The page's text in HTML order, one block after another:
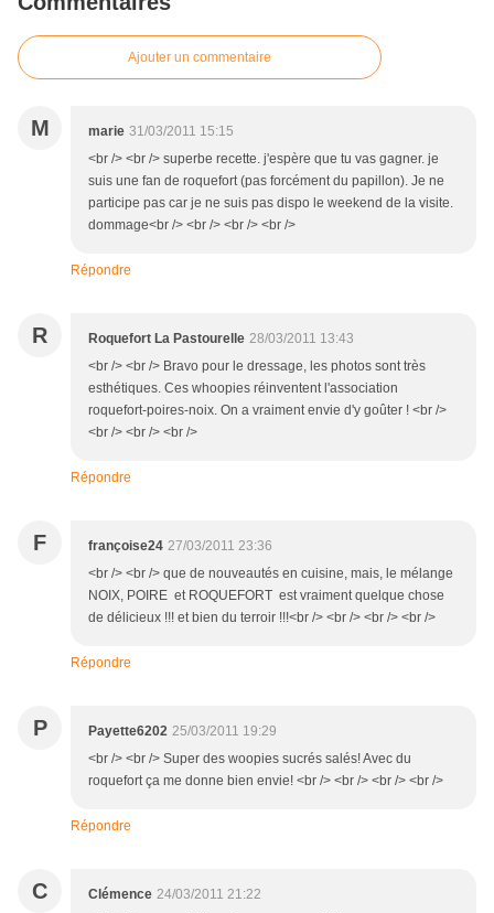
Ajouter un commentaire
M marie 31/03/2011 15:15
<br /> <br /> superbe recette. j'espère que tu vas gagner. je
suis une fan de roquefort (pas forcément du papillon). Je ne
participe pas car je ne suis pas dispo le weekend de la visite.
dommage<br /> <br /> <br /> <br />
Répondre
R Roquefort La Pastourelle 28/03/2011 13:43
<br /> <br /> Bravo pour le dressage, les photos sont très
esthétiques. Ces whoopies réinventent l'association
roquefort-poires-noix. On a vraiment envie d'y goûter ! <br />
<br /> <br /> <br />
Répondre
F françoise24 27/03/2011 23:36
<br /> <br /> que de nouveautés en cuisine, mais, le mélange
NOIX, POIRE et ROQUEFORT est vraiment quelque chose
de délicieux !!! et bien du terroir !!!<br /> <br /> <br /> <br />
Répondre
P Payette6202 25/03/2011 19:29
<br /> <br /> Super des woopies sucrés salés! Avec du
roquefort ça me donne bien envie! <br /> <br /> <br /> <br />
Répondre
C Clémence 24/03/2011 21:22